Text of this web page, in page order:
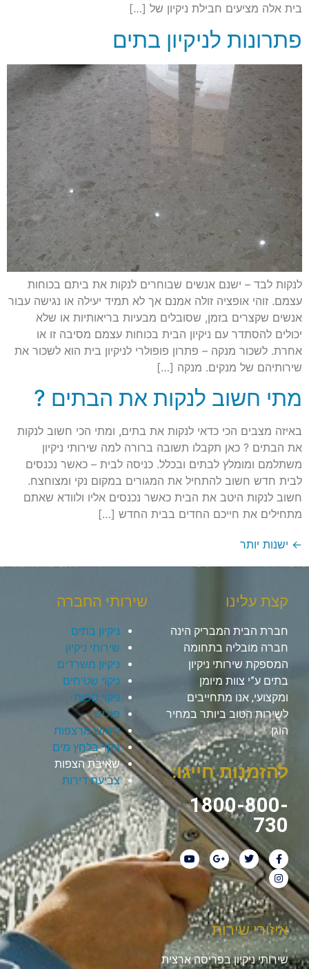
בית אלה מציעים חבילת ניקיון של […]
פתרונות לניקיון בתים
לנקות לבד – ישנם אנשים שבוחרים לנקות את ביתם בכוחות
עצמם. זוהי אופציה זולה אמנם אך לא תמיד יעילה או נגישה עבור
אנשים שקצרים בזמן, שסובלים מבעיות בריאותיות או שלא
יכולים להסתדר עם ניקיון הבית בכוחות עצמם מסיבה זו או
אחרת. לשכור מנקה – פתרון פופולרי לניקיון בית הוא לשכור את
שירותיהם של מנקים. מנקה […]
מתי חשוב לנקות את הבתים ?
באיזה מצבים הכי כדאי לנקות את בתים, ומתי הכי חשוב לנקות
את הבתים ? כאן תקבלו תשובה ברורה למה שירותי ניקיון
משתלמם ומומלץ לבתים ובכלל. כניסה לבית – כאשר נכנסים
לבית חדש חשוב להתחיל את המגורים במקום נקי ומצוחצח.
חשוב לנקות היטב את הבית כאשר נכנסים אליו ולוודא שאתם
מתחילים את חייכם החדים בבית החדש […]
← ישנות יותר
קצת עלינו
חברת הבית המבריק הינה
חברה מובליה בתחומה
המספקת שירותי ניקיון
בתים ע”י צוות מיומן
ומקצועי, אנו מתחייבים
לשירות הטוב ביותר במחיר
הוגן.
להזמנות חייגו:
1800-800-
730
שירותי החברה
ניקיון בתים
שירותי ניקיון
ניקיון משרדים
ניקוי שטיחים
ניקוי ספות
פוליש
ליטוש מרצפות
ניקוי בלחץ מים
שאיבת הצפות
צביעת דירות
איזורי שירות
שירותי ניקיון בפריסה ארצית